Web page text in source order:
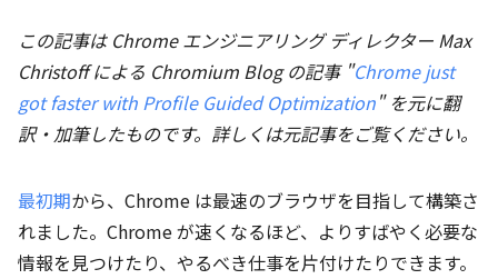
この記事は Chrome エンジニアリング ディレクター Max
Christoff による Chromium Blog の記事 "Chrome just
got faster with Profile Guided Optimization" を元に翻
訳・加筆したものです。詳しくは元記事をご覧ください。
最初期から、Chrome は最速のブラウザを目指して構築さ
れました。Chrome が速くなるほど、よりすばやく必要な
情報を見つけたり、やるべき仕事を片付けたりできます。